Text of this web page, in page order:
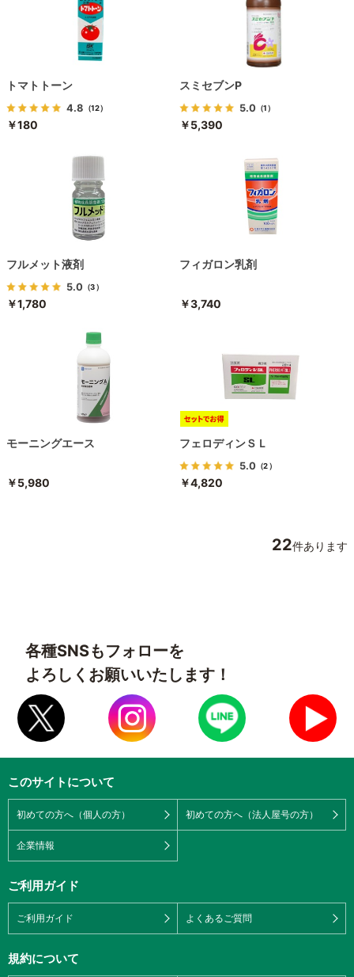
トマトトーン
4.8 （12）
￥180
スミセブンP
5.0 （1）
￥5,390
フルメット液剤
5.0 （3）
￥1,780
フィガロン乳剤
￥3,740
モーニングエース
￥5,980
フェロディンＳＬ
5.0 （2）
￥4,820
22件あります
各種SNSもフォローを
よろしくお願いいたします！
このサイトについて
初めての方へ（個人の方） 初めての方へ（法人屋号の方）
企業情報
ご利用ガイド
ご利用ガイド よくあるご質問
規約について